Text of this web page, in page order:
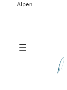
Alpen